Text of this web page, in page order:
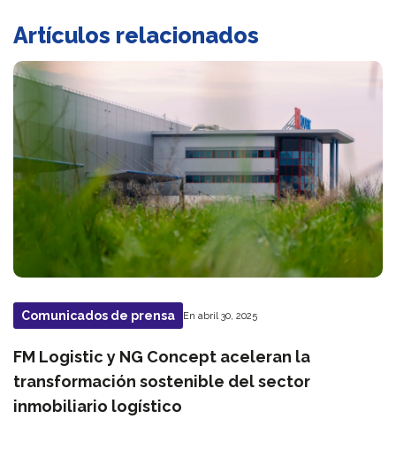
Artículos relacionados
Comunicados de prensa En abril 30, 2025
FM Logistic y NG Concept aceleran la
transformación sostenible del sector
inmobiliario logístico